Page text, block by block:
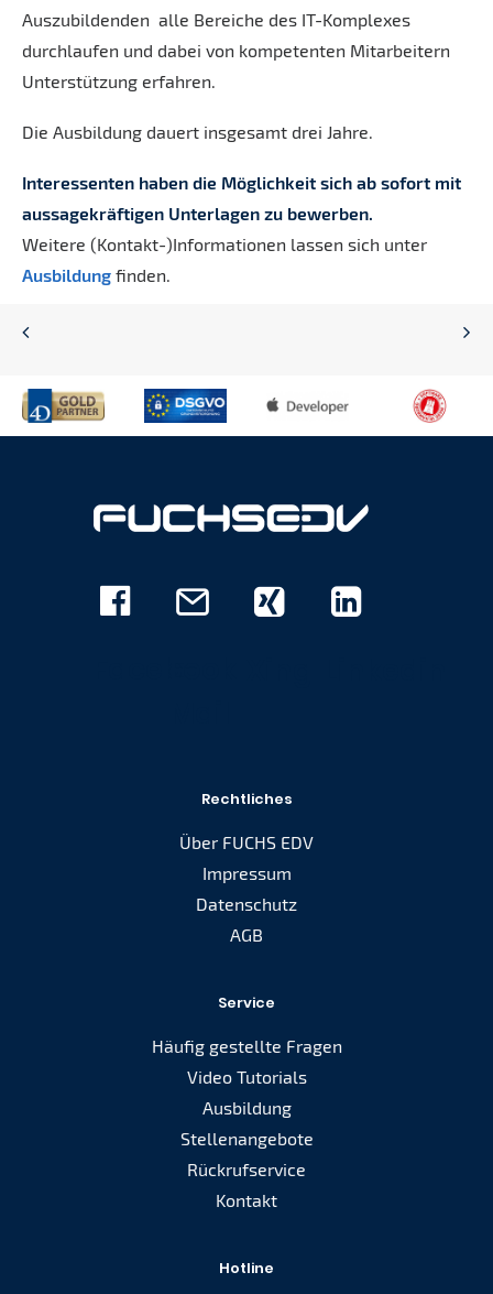
Auszubildenden alle Bereiche des IT-Komplexes
durchlaufen und dabei von kompetenten Mitarbeitern
Unterstützung erfahren.
Die Ausbildung dauert insgesamt drei Jahre.
Interessenten haben die Möglichkeit sich ab sofort mit
aussagekräftigen Unterlagen zu bewerben.
Weitere (Kontakt-)Informationen lassen sich unter
Ausbildung finden.
Rechtliches
Über FUCHS EDV
Impressum
Datenschutz
AGB
Service
Häufig gestellte Fragen
Video Tutorials
Ausbildung
Stellenangebote
Rückrufservice
Kontakt
Hotline